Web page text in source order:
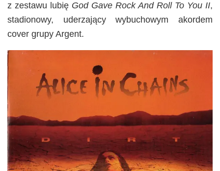
z zestawu lubię God Gave Rock And Roll To You II,
stadionowy, uderzający wybuchowym akordem
cover grupy Argent.